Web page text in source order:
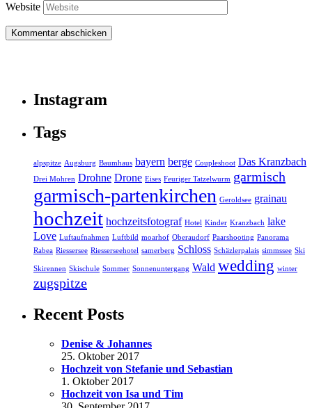
Website
Instagram
Tags
alpspitze Augsburg Baumhaus bayern berge Coupleshoot Das Kranzbach
Drei Mohren Drohne Drone Eises Feuriger Tatzelwurm garmisch
garmisch-partenkirchen Geroldsee grainau
hochzeit hochzeitsfotograf Hotel Kinder Kranzbach lake
Love Luftaufnahmen Luftbild moarhof Oberaudorf Paarshooting Panorama
Rabea Riessersee Riesserseehotel samerberg Schloss Schäzlerpalais simmssee Ski
Skirennen Skischule Sommer Sonnenuntergang Wald wedding winter
zugspitze
Recent Posts
Denise & Johannes
25. Oktober 2017
Hochzeit von Stefanie und Sebastian
1. Oktober 2017
Hochzeit von Isa und Tim